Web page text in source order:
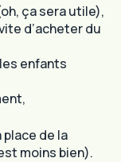
ça sera utile),
d’acheter du
enfants
de la
moins bien).